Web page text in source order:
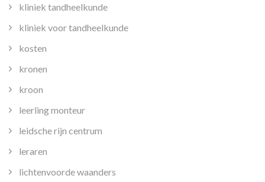
kliniek tandheelkunde
kliniek voor tandheelkunde
kosten
kronen
kroon
leerling monteur
leidsche rijn centrum
leraren
lichtenvoorde waanders